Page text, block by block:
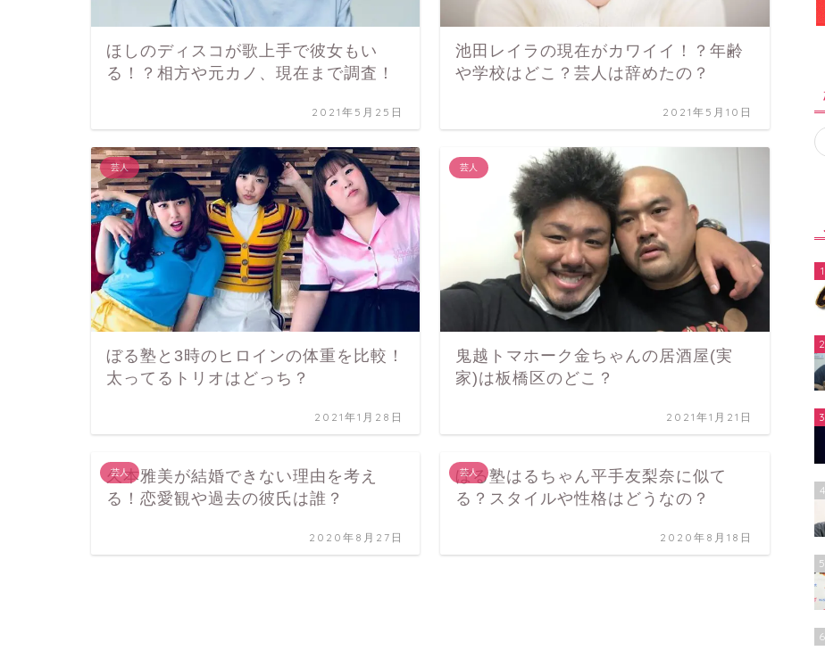
ほしのディスコが歌上手で彼女もい
る！？相方や元カノ、現在まで調査！
2021年5月25日
池田レイラの現在がカワイイ！？年齢
や学校はどこ？芸人は辞めたの？
2021年5月10日
芸人
ぼる塾と3時のヒロインの体重を比較！
太ってるトリオはどっち？
2021年1月28日
芸人
鬼越トマホーク金ちゃんの居酒屋(実
家)は板橋区のどこ？
2021年1月21日
芸人
久本雅美が結婚できない理由を考え
る！恋愛観や過去の彼氏は誰？
2020年8月27日
芸人
ぼる塾はるちゃん平手友梨奈に似て
る？スタイルや性格はどうなの？
2020年8月18日
1
2
3
4
5
6